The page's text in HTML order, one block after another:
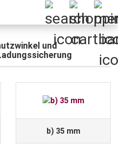
und
b) 35 mm